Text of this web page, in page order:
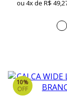
ou 4x de R$
10%
OFF